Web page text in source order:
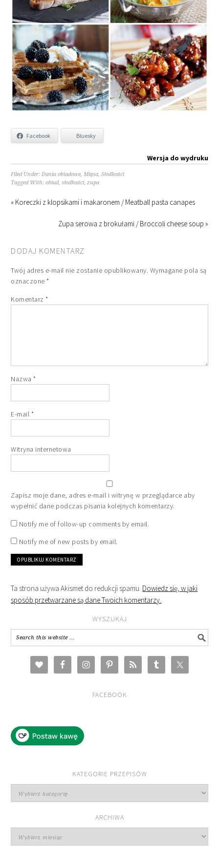
Facebook Bluesky
Wersja do wydruku
Filed Under:Dania obiadowe,Mięsa,Słodkości
Tagged With:obiad,słodkości,zupa
« Koreczki z klopsikami i makaronem / Meatball pasta canapes
Zupa serowa z brokułami / Broccoli cheese soup »
DODAJ KOMENTARZ
Twój adres e-mail nie zostanie opublikowany. Wymagane pola są
oznaczone*
Komentarz*
Nazwa*
E-mail *
Witryna internetowa
Zapisz moje dane, adres e-mail i witrynę w przeglądarce aby
wypełnić dane podczas pisania kolejnych komentarzy.
Notify me of follow-up comments by email.
Notify me of new posts by email.
Ta strona używa Akismet do redukcji spamu. Dowiedz się, w jaki
sposób przetwarzane są dane Twoich komentarzy.
WYSZUKAJ
FACEBOOK
KATEGORIE PRZEPISÓW
przepisów
ARCHIWA